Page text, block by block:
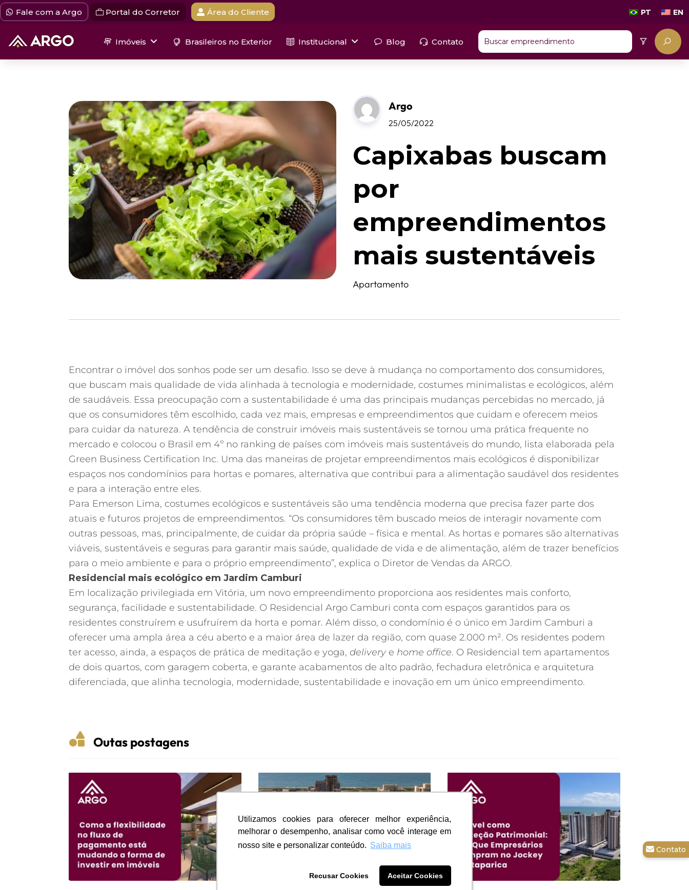
Utilizamos cookies para oferecer melhor experiência,
melhorar o desempenho, analisar como você interage em
nosso site e personalizar conteúdo. Saiba mais
Recusar Cookies Aceitar Cookies
Utilizamos cookies para oferecer melhor experiência,
melhorar o desempenho, analisar como você interage em
nosso site e personalizar conteúdo. Saiba mais
Recusar Cookies Aceitar Cookies
Fale com a Argo Portal do Corretor Área do Cliente PT EN
Imóveis Brasileiros no Exterior Institucional Blog Contato
Argo
25/05/2022
Capixabas buscam
por
empreendimentos
mais sustentáveis
Apartamento
Encontrar o imóvel dos sonhos pode ser um desafio. Isso se deve à mudança no comportamento dos consumidores,
que buscam mais qualidade de vida alinhada à tecnologia e modernidade, costumes minimalistas e ecológicos, além
de saudáveis. Essa preocupação com a sustentabilidade é uma das principais mudanças percebidas no mercado, já
que os consumidores têm escolhido, cada vez mais, empresas e empreendimentos que cuidam e oferecem meios
para cuidar da natureza. A tendência de construir imóveis mais sustentáveis se tornou uma prática frequente no
mercado e colocou o Brasil em 4º no ranking de países com imóveis mais sustentáveis do mundo, lista elaborada pela
Green Business Certification Inc. Uma das maneiras de projetar empreendimentos mais ecológicos é disponibilizar
espaços nos condomínios para hortas e pomares, alternativa que contribui para a alimentação saudável dos residentes
e para a interação entre eles.
Para Emerson Lima, costumes ecológicos e sustentáveis são uma tendência moderna que precisa fazer parte dos
atuais e futuros projetos de empreendimentos. “Os consumidores têm buscado meios de interagir novamente com
outras pessoas, mas, principalmente, de cuidar da própria saúde – física e mental. As hortas e pomares são alternativas
viáveis, sustentáveis e seguras para garantir mais saúde, qualidade de vida e de alimentação, além de trazer benefícios
para o meio ambiente e para o próprio empreendimento”, explica o Diretor de Vendas da ARGO.
Residencial mais ecológico em Jardim Camburi
Em localização privilegiada em Vitória, um novo empreendimento proporciona aos residentes mais conforto,
segurança, facilidade e sustentabilidade. O Residencial Argo Camburi conta com espaços garantidos para os
residentes construírem e usufruírem da horta e pomar. Além disso, o condomínio é o único em Jardim Camburi a
oferecer uma ampla área a céu aberto e a maior área de lazer da região, com quase 2.000 m². Os residentes podem
ter acesso, ainda, a espaços de prática de meditação e yoga,delivery e home office. O Residencial tem apartamentos
de dois quartos, com garagem coberta, e garante acabamentos de alto padrão, fechadura eletrônica e arquitetura
diferenciada, que alinha tecnologia, modernidade, sustentabilidade e inovação em um único empreendimento.
 Outas postagens